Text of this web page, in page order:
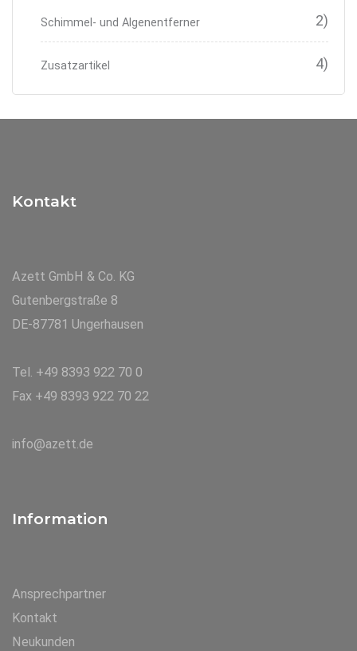
Schimmel- und Algenentferner 2)
Zusatzartikel 4)
Kontakt
Azett GmbH & Co. KG
Gutenbergstraße 8
DE-87781 Ungerhausen
Tel. +49 8393 922 70 0
Fax +49 8393 922 70 22
info@azett.de
Information
Ansprechpartner
Kontakt
Neukunden